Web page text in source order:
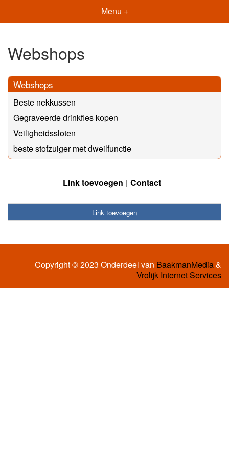
Menu +
Webshops
Webshops
Beste nekkussen
Gegraveerde drinkfles kopen
Veiligheidssloten
beste stofzuiger met dweilfunctie
Link toevoegen Contact
Link toevoegen
Copyright © 2023 Onderdeel van BaakmanMedia&
Vrolijk Internet Services